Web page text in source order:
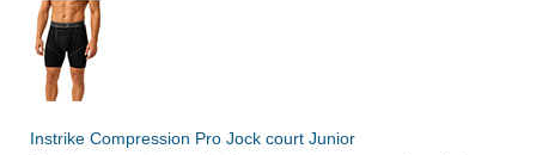
Instrike Compression Pro Jock court Junior